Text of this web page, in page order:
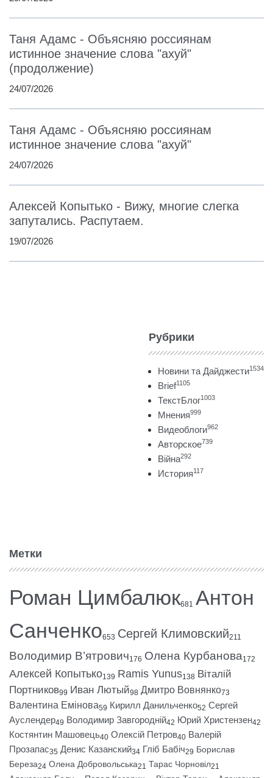
Таня Адамс - Объясняю россиянам
истинное значение слова "ахуй"
(продолжение)
24/07/2026
Таня Адамс - Объясняю россиянам
истинное значение слова "ахуй"
24/07/2026
Алексей Копытько - Вижу, многие слегка
запутались. Распутаем.
19/07/2026
Рубрики
Новини та Дайджести1534
Brief1105
ТекстБлог1003
Мнения999
Видеоблоги962
Авторское739
Війна292
История117
Метки
Роман Цимбалюк681 Антон
Санченко653 Сергей Климовский211
Володимир В’ятрович176 Олена Курбанова172
Алексей Копытько139 Ramis Yunus138 Віталій
Портников99 Иван Лютый98 Дмитро Вовнянко73
Валентина Емінова59 Кирилл Данильченко52 Сергей
Ауслендер49 Володимир Завгородній42 Юрий Христензен42
Костянтин Машовець40 Олексій Петров40 Валерій
Прозапас35 Денис Казанский34 Гліб Бабіч29 Борислав
Береза24 Олена Добровольська21 Тарас Чорновіл21